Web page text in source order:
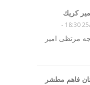
كريك
25/
-
مرتظى امير
فاهم مطشر